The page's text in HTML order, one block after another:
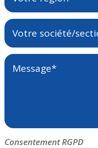
Consentement RGPD